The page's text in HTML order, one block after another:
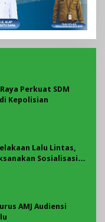
Perkuat SDM
Kepolisian
Lalu Lintas,
Sosialisasi
AMJ Audiensi